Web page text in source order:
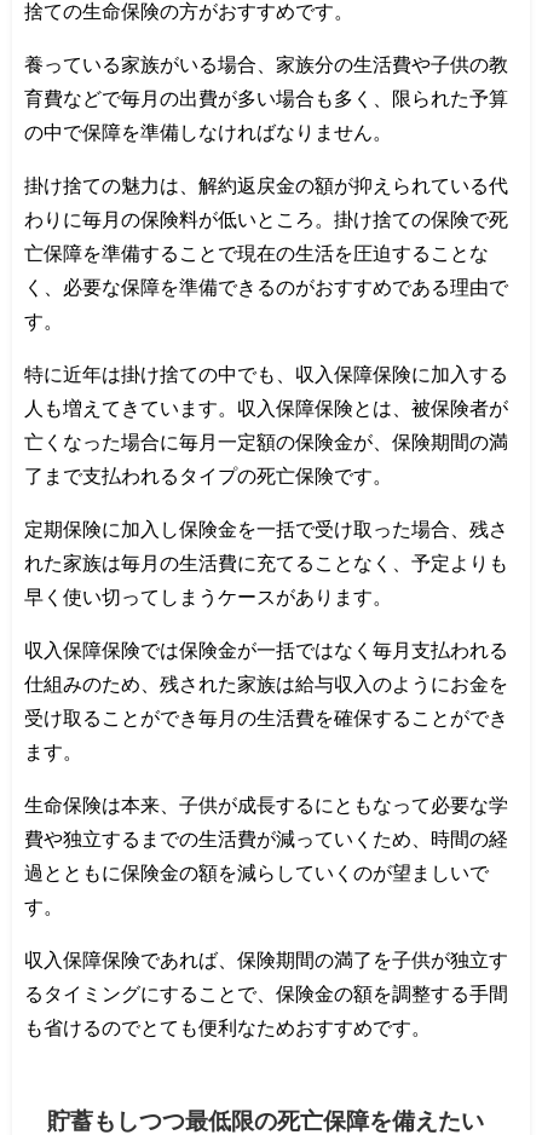
捨ての生命保険の方がおすすめです。
養っている家族がいる場合、家族分の生活費や子供の教
育費などで毎月の出費が多い場合も多く、限られた予算
の中で保障を準備しなければなりません。
掛け捨ての魅力は、解約返戻金の額が抑えられている代
わりに毎月の保険料が低いところ。掛け捨ての保険で死
亡保障を準備することで現在の生活を圧迫することな
く、必要な保障を準備できるのがおすすめである理由で
す。
特に近年は掛け捨ての中でも、収入保障保険に加入する
人も増えてきています。収入保障保険とは、被保険者が
亡くなった場合に毎月一定額の保険金が、保険期間の満
了まで支払われるタイプの死亡保険です。
定期保険に加入し保険金を一括で受け取った場合、残さ
れた家族は毎月の生活費に充てることなく、予定よりも
早く使い切ってしまうケースがあります。
収入保障保険では保険金が一括ではなく毎月支払われる
仕組みのため、残された家族は給与収入のようにお金を
受け取ることができ毎月の生活費を確保することができ
ます。
生命保険は本来、子供が成長するにともなって必要な学
費や独立するまでの生活費が減っていくため、時間の経
過とともに保険金の額を減らしていくのが望ましいで
す。
収入保障保険であれば、保険期間の満了を子供が独立す
るタイミングにすることで、保険金の額を調整する手間
も省けるのでとても便利なためおすすめです。
貯蓄もしつつ最低限の死亡保障を備えたい